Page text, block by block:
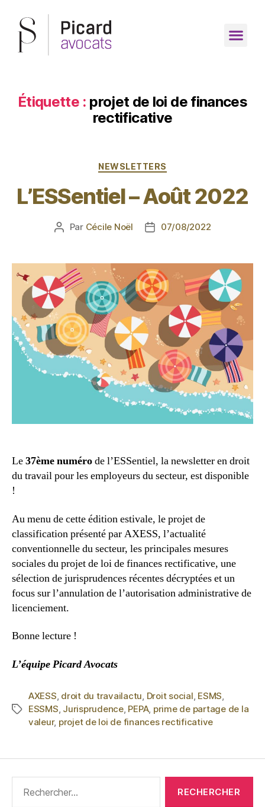
Étiquette : projet de loi de finances
rectificative
NEWSLETTERS
L’ESSentiel – Août 2022
Par Cécile Noël 07/08/2022
Le37ème numérode l’ESSentiel, la newsletter en droit
du travail pour les employeurs du secteur, est disponible
!
Au menu de cette édition estivale, le projet de
classification présenté par AXESS, l’actualité
conventionnelle du secteur, les principales mesures
sociales du projet de loi de finances rectificative, une
sélection de jurisprudences récentes décryptées et un
focus sur l’annulation de l’autorisation administrative de
licenciement.
Bonne lecture !
L’équipe Picard Avocats
AXESS droit du travailactu Droit social ESMS
ESSMS Jurisprudence, PEPA, prime de partage de la
valeur, projet de loi de finances rectificative